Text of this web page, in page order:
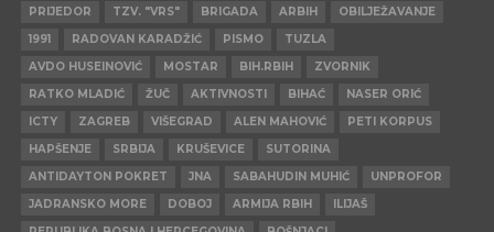
PRIJEDOR
TZV. "VRS" BRIGADA ARBIH
OBILJEŽAVANJE
1991
RADOVAN KARADŽIĆ PISMO
TUZLA
AVDO HUSEINOVIĆ
MOSTAR BIH.RBIH
ZVORNIK
RATKO MLADIĆ
ŽUČ AKTIVNOSTI BIHAĆ
NASER ORIĆ
ICTY
ZAGREB VIŠEGRAD ALEN MAHOVIĆ
PETI KORPUS
HAPŠENJE
SRBIJA KRUŠEVICE
SUTORINA
ANTIDAYTON POKRET
JNA SABAHUDIN MUHIĆ
UNPROFOR
JADRANSKO MORE
DOBOJ ARMIJA RBIH
ILIJAŠ